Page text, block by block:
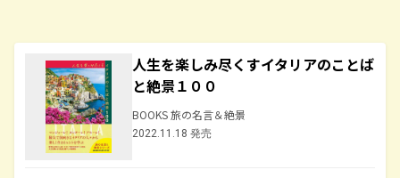
人生を楽しみ尽くすイタリアのことば
と絶景１００
BOOKS 旅の名言＆絶景
2022.11.18 発売